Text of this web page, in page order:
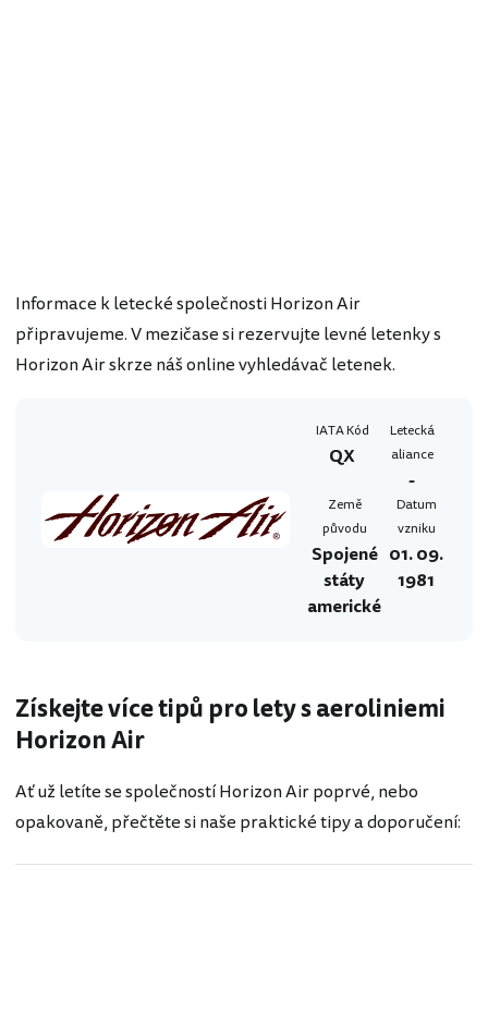
Informace k letecké společnosti Horizon Air
připravujeme. V mezičase si rezervujte levné letenky s
Horizon Air skrze náš online vyhledávač letenek.
IATA Kód
QX
Letecká
aliance
-
Země
původu
Spojené
státy
americké
Datum
vzniku
01. 09.
1981
Získejte více tipů pro lety s aeroliniemi
Horizon Air
Ať už letíte se společností Horizon Air poprvé, nebo
opakovaně, přečtěte si naše praktické tipy a doporučení: